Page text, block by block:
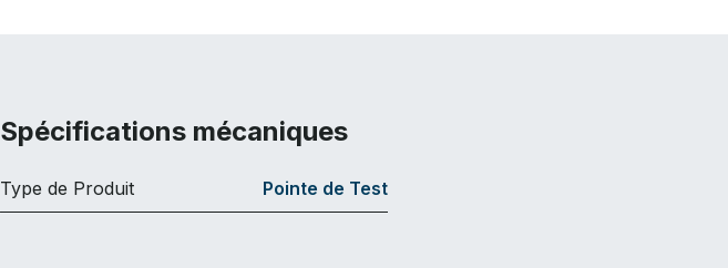
Spécifications mécaniques
Type de Produit Pointe de Test